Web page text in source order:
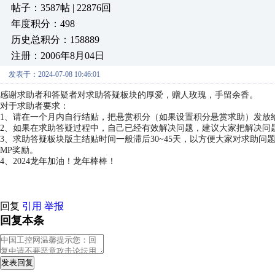
帖子：3587帖 | 22876回
年度积分：498
历史总积分：158889
注册：2006年8月04日
发表于：2024-07-08 10:46:01
感谢求助者和答疑者对求助答疑板块的厚爱，赠人玫瑰，手留余香。
对于求助者要求：
1、请在一个月内自行结贴，把悬赏积分（如果设置积分悬赏求助）发放
2、如果在求助答疑过程中，自己已经有效解决问题，建议大家把解决
3、求助答疑板块版主结贴时间一般滞后30~45天，以方便大家对求助
MP奖励。
4、2024龙年加油！龙年棒棒！
回复 引用 举报
回复本条
发表回复